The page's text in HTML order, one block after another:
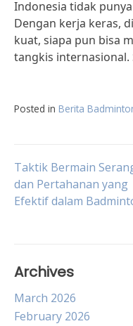
Indonesia tidak
Dengan kerja keras,
kuat, siapa pun bisa
tangkis internasional.
Posted in Berita
Post
Taktik Bermain
dan Pertahanan yang
Efektif dalam
Archives
March 2026
February 2026